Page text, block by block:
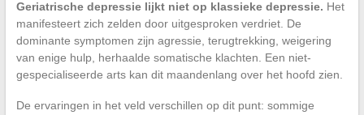
Geriatrische depressie lijkt niet op klassieke depressie. Het
manifesteert zich zelden door uitgesproken verdriet. De
dominante symptomen zijn agressie, terugtrekking, weigering
van enige hulp, herhaalde somatische klachten. Een niet-
gespecialiseerde arts kan dit maandenlang over het hoofd zien.
De ervaringen in het veld verschillen op dit punt: sommige